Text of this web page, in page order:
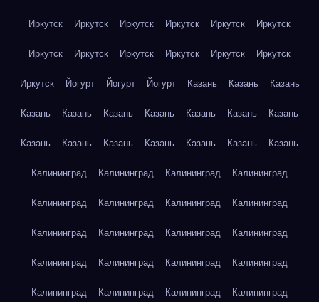
Иркутск Иркутск Иркутск Иркутск Иркутск Иркутск
Иркутск Иркутск Иркутск Иркутск Иркутск Иркутск
Иркутск Йогурт Йогурт Йогурт Казань Казань Казань
Казань Казань Казань Казань Казань Казань Казань
Казань Казань Казань Казань Казань Казань Казань
Калининград Калининград Калининград Калининград
Калининград Калининград Калининград Калининград
Калининград Калининград Калининград Калининград
Калининград Калининград Калининград Калининград
Калининград Калининград Калининград Калининград